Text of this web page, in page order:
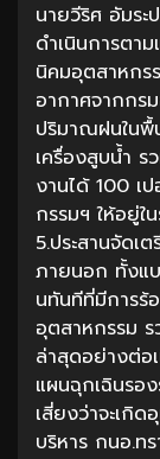
นายวีริศ อัมระ
ดำเนินการตา
นิคมอุตสาหกร
อากาศจากกร
ปริมาณฝนในพื้
เครื่องสูบน้ำ ร
งานได้ 100 เ
กรรมฯ ให้อยู่ใ
5.ประสานจัดเ
ภายนอก ทั้งแบ
นทันทีที่มีการร้
อุตสาหกรรม
ล่าสุดอย่างต่อ
แผนฉุกเฉินรอ
เสี่ยงว่าจะเกิ
บริหาร กนอ.ท